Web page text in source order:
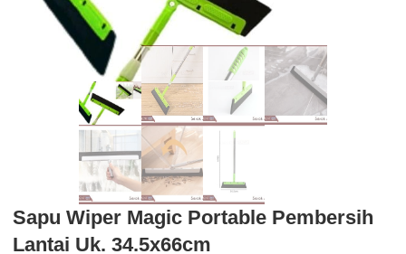
Sapu Wiper Magic Portable Pembersih
Lantai Uk. 34.5x66cm